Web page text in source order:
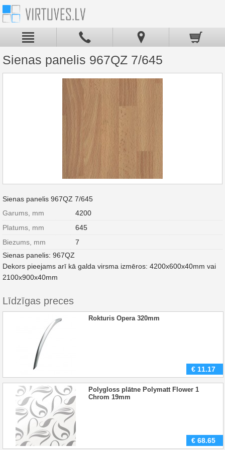
Sienas panelis 967QZ 7/645
Sienas panelis 967QZ 7/645
Garums, mm
4200
Platums, mm
645
Biezums, mm
7
Sienas panelis: 967QZ
Dekors pieejams arī kā galda virsma izmēros: 4200x600x40mm vai
2100x900x40mm
Līdzīgas preces
Rokturis Opera 320mm
€ 11.17
Polygloss plātne Polymatt Flower 1
Chrom 19mm
€ 68.65